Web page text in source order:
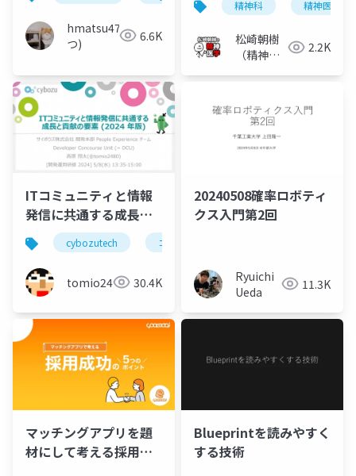
hmatsu47(ま
つ)
6.6K
精神科 精神医学
松崎朝樹
（精神科
2.2K
ITコミュニティと情報
発信に共通する成長と
貢献の要素(2024年版)
cybozutech コミュニティ
tomio2480 30.4K
20240508確率ロボティ
クス入門第2回
Ryuichi
Ueda
11.3K
マッチングアプリを題
材にして考える採用成
Blueprintを読みやすく
する技術